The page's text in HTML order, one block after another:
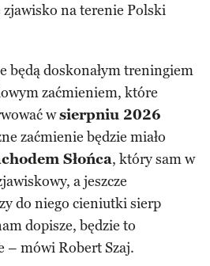
zjawisko na terenie Polski
będą doskonałym treningiem
zaćmieniem, które
wsierpniu 2026
zaćmienie będzie miało
Słońca, który sam w
a jeszcze
do niego cieniutki sierp
dopisze, będzie to
– mówi Robert Szaj.